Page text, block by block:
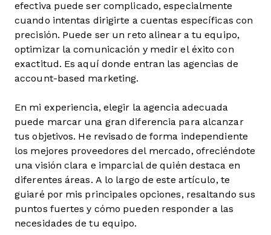
efectiva puede ser complicado, especialmente
cuando intentas dirigirte a cuentas específicas con
precisión. Puede ser un reto alinear a tu equipo,
optimizar la comunicación y medir el éxito con
exactitud. Es aquí donde entran las agencias de
account-based marketing.
En mi experiencia, elegir la agencia adecuada
puede marcar una gran diferencia para alcanzar
tus objetivos. He revisado de forma independiente
los mejores proveedores del mercado, ofreciéndote
una visión clara e imparcial de quién destaca en
diferentes áreas. A lo largo de este artículo, te
guiaré por mis principales opciones, resaltando sus
puntos fuertes y cómo pueden responder a las
necesidades de tu equipo.